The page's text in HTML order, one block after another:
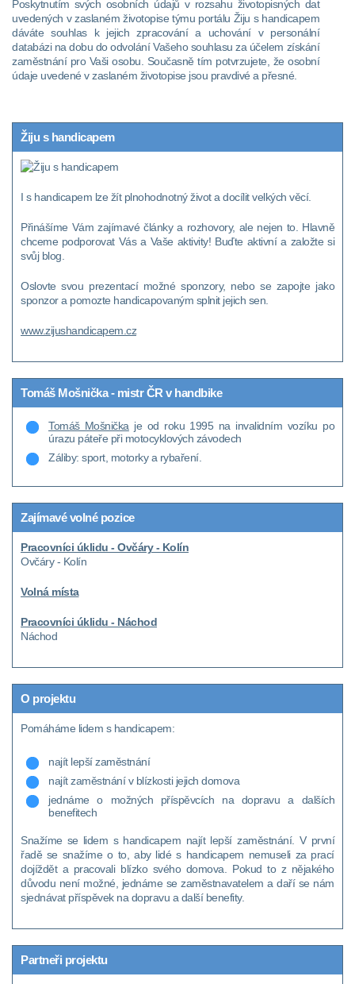
Poskytnutím svých osobních údajů v rozsahu životopisných dat
uvedených v zaslaném životopise týmu portálu Žiju s handicapem
dáváte souhlas k jejich zpracování a uchování v personální
databázi na dobu do odvolání Vašeho souhlasu za účelem získání
zaměstnání pro Vaši osobu. Současně tím potvrzujete, že osobní
údaje uvedené v zaslaném životopise jsou pravdivé a přesné.
Žiju s handicapem
I s handicapem lze žít plnohodnotný život a docílit velkých věcí.
Přinášíme Vám zajímavé články a rozhovory, ale nejen to. Hlavně
chceme podporovat Vás a Vaše aktivity! Buďte aktivní a založte si
svůj blog.
Oslovte svou prezentací možné sponzory, nebo se zapojte jako
sponzor a pomozte handicapovaným splnit jejich sen.
www.zijushandicapem.cz
Tomáš Mošnička - mistr ČR v handbike
Tomáš Mošnička je od roku 1995 na invalidním vozíku po
úrazu páteře při motocyklových závodech
Záliby: sport, motorky a rybaření.
Zajímavé volné pozice
Pracovníci úklidu - Ovčáry - Kolín
Ovčáry - Kolín
Volná místa
Pracovníci úklidu - Náchod
Náchod
O projektu
Pomáháme lidem s handicapem:
najít lepší zaměstnání
najít zaměstnání v blízkosti jejich domova
jednáme o možných příspěvcích na dopravu a dalších
benefitech
Snažíme se lidem s handicapem najít lepší zaměstnání. V první
řadě se snažíme o to, aby lidé s handicapem nemuseli za prací
dojíždět a pracovali blízko svého domova. Pokud to z nějakého
důvodu není možné, jednáme se zaměstnavatelem a daří se nám
sjednávat příspěvek na dopravu a další benefity.
Partneři projektu